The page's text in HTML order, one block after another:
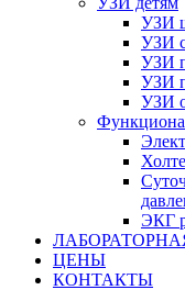
УЗИ
УЗИ
УЗИ
УЗИ
УЗИ
ЭКГ
ЦЕНЫ
КОНТАКТЫ